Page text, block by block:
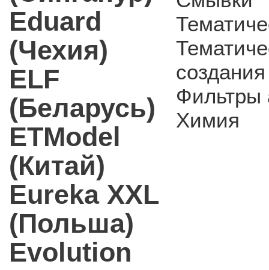
Eduard
(Чехия)
ELF
(Беларусь)
ETModel
(Китай)
Eureka XXL
(Польша)
Evolution
Фильтры
Химия